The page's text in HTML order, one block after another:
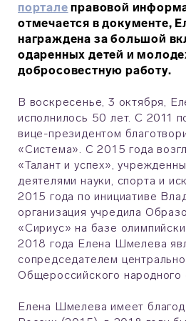
портале правовой
отмечается в документе,
награждена за большой
одаренных детей и
добросовестную работу.
В воскресенье, 3 октября,
исполнилось 50 лет. С 2011
вице-президентом
«Система». С 2015 года
«Талант и успех»,
деятелями науки, спорта и
2015 года по инициативе
организация учредила
«Сириус» на базе
2018 года Елена Шмелева
сопредседателем
Общероссийского народного
Елена Шмелева имеет